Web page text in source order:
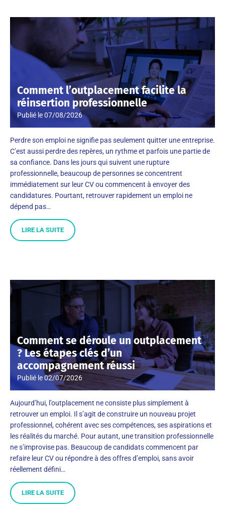
Comment l’outplacement facilite la
réinsertion professionnelle
Publié le07/08/2026
Perdre son emploi ne signifie pas seulement quitter une entreprise.
C’est aussi perdre des repères, un rythme et parfois une partie de
sa confiance. Dans les jours qui suivent une rupture
professionnelle, beaucoup de personnes se concentrent
immédiatement sur leur CV ou commencent à envoyer des
candidatures. Pourtant, retrouver rapidement un emploi ne
dépend pas…
LIRE LA SUITE
Comment se déroule un outplacement
? Les étapes clés d’un
accompagnement réussi
Publié le02/07/2026
Aujourd’hui, l’outplacement ne consiste plus simplement à
retrouver un emploi. Il s’agit de construire un nouveau projet
professionnel, cohérent avec ses compétences, ses aspirations et
les réalités du marché. Pour autant, une transition professionnelle
ne s’improvise pas. Beaucoup de candidats commencent par
refaire leur CV ou répondre à des offres d’emploi, sans avoir
réellement défini…
LIRE LA SUITE